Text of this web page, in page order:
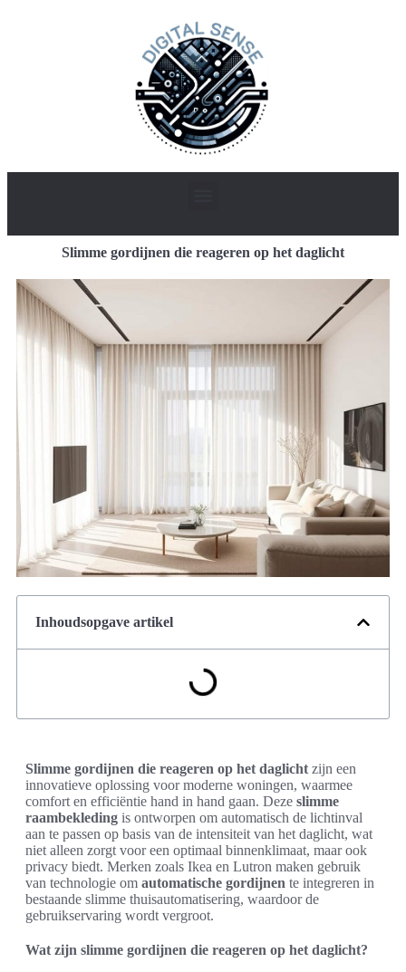
Slimme gordijnen die reageren op het daglicht
Inhoudsopgave artikel
Slimme gordijnen die reageren op het daglicht zijn een
innovatieve oplossing voor moderne woningen, waarmee
comfort en efficiëntie hand in hand gaan. Deze slimme
raambekleding is ontworpen om automatisch de lichtinval
aan te passen op basis van de intensiteit van het daglicht, wat
niet alleen zorgt voor een optimaal binnenklimaat, maar ook
privacy biedt. Merken zoals Ikea en Lutron maken gebruik
van technologie om automatische gordijnen te integreren in
bestaande slimme thuisautomatisering, waardoor de
gebruikservaring wordt vergroot.
Wat zijn slimme gordijnen die reageren op het daglicht?